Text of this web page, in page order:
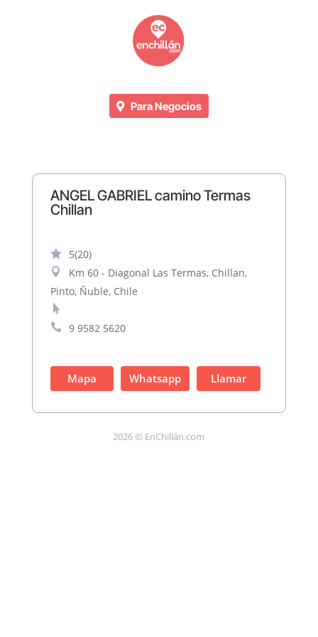
Para Negocios
ANGEL GABRIEL camino Termas
Chillan
 5(20)

Km 60 - Diagonal Las Termas, Chillan,
Pinto, Ñuble, Chile


9 9582 5620
Mapa Whatsapp Llamar
2026 © EnChillán.com